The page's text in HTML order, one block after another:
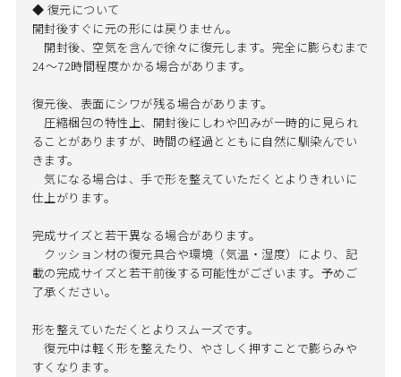
◆ 復元について
開封後すぐに元の形には戻りません。
開封後、空気を含んで徐々に復元します。完全に膨らむまで
24～72時間程度かかる場合があります。
復元後、表面にシワが残る場合があります。
圧縮梱包の特性上、開封後にしわや凹みが一時的に見られ
ることがありますが、時間の経過とともに自然に馴染んでい
きます。
気になる場合は、手で形を整えていただくとよりきれいに
仕上がります。
完成サイズと若干異なる場合があります。
クッション材の復元具合や環境（気温・湿度）により、記
載の完成サイズと若干前後する可能性がございます。予めご
了承ください。
形を整えていただくとよりスムーズです。
復元中は軽く形を整えたり、やさしく押すことで膨らみや
すくなります。